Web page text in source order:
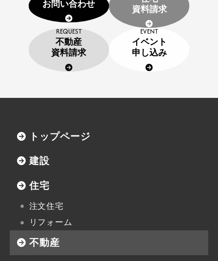
お問い合わせ
資料請求
REQUEST
不動産
資料請求
EVENT
イベント
申し込み
トップページ
建設
住宅
注文住宅
リフォーム
不動産